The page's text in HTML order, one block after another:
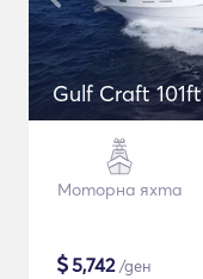
Gulf Craft 101ft
Моторна яхта
$5,742/ден